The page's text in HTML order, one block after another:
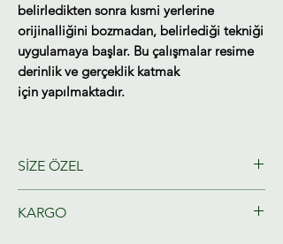
belirledikten sonra kısmi yerlerine
orijinalliğini bozmadan, belirlediği tekniği
uygulamaya başlar. Bu çalışmalar resime
derinlik ve gerçeklik katmak
için yapılmaktadır.
SİZE ÖZEL
Ressamlarımız tarafından size özel
KARGO